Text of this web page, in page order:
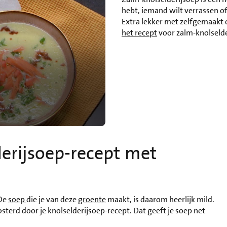
hebt, iemand wilt verrassen
Extra lekker met zelfgemaakt
het receptvoor zalm-
recept met
soepdie je van dezegroentemaakt, is daarom heerlijk mild.
door je knolselderijsoep-recept. Dat geeft je soep net